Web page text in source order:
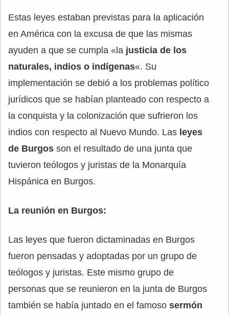
Estas leyes estaban previstas para la aplicación
en América con la excusa de que las mismas
ayuden a que se cumpla «la justicia de los
naturales, indios o indígenas«. Su
implementación se debió a los problemas político
jurídicos que se habían planteado con respecto a
la conquista y la colonización que sufrieron los
indios con respecto al Nuevo Mundo. Las leyes
de Burgos son el resultado de una junta que
tuvieron teólogos y juristas de la Monarquía
Hispánica en Burgos.
La reunión en Burgos:
Las leyes que fueron dictaminadas en Burgos
fueron pensadas y adoptadas por un grupo de
teólogos y juristas. Este mismo grupo de
personas que se reunieron en la junta de Burgos
también se había juntado en el famoso sermón